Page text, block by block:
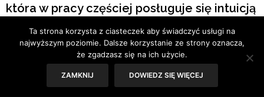
która w pracy częściej posługuje się intuicją
niż analizą dowodów. Jak to zwykle u
Mastertona, bywa krwawo, brutalnie i
bezlitośnie.
Tekst: Sylwia Skorstad
Ta strona korzysta z ciasteczek aby świadczyć usługi na
najwyższym poziomie. Dalsze korzystanie ze strony oznacza,
że zgadzasz się na ich użycie.
ZAMKNIJ DOWIEDZ SIĘ WIĘCEJ